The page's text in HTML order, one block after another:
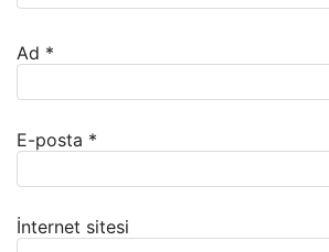
Ad *
E-posta *
İnternet sitesi